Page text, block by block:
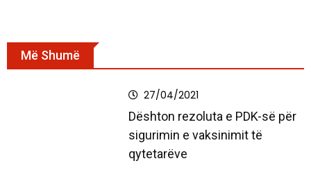
Më Shumë
27/04/2021
Dështon rezoluta e PDK-së për
sigurimin e vaksinimit të
qytetarëve